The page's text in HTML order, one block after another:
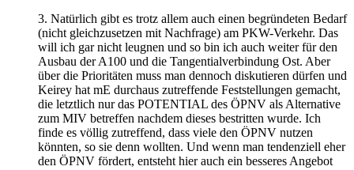
3. Natürlich gibt es trotz allem auch einen begründeten Bedarf
(nicht gleichzusetzen mit Nachfrage) am PKW-Verkehr. Das
will ich gar nicht leugnen und so bin ich auch weiter für den
Ausbau der A100 und die Tangentialverbindung Ost. Aber
über die Prioritäten muss man dennoch diskutieren dürfen und
Keirey hat mE durchaus zutreffende Feststellungen gemacht,
die letztlich nur das POTENTIAL des ÖPNV als Alternative
zum MIV betreffen nachdem dieses bestritten wurde. Ich
finde es völlig zutreffend, dass viele den ÖPNV nutzen
könnten, so sie denn wollten. Und wenn man tendenziell eher
den ÖPNV fördert, entsteht hier auch ein besseres Angebot